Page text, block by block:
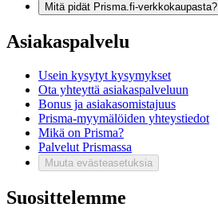
Mitä pidät Prisma.fi-verkkokaupasta?
Asiakaspalvelu
Usein kysytyt kysymykset
Ota yhteyttä asiakaspalveluun
Bonus ja asiakasomistajuus
Prisma-myymälöiden yhteystiedot
Mikä on Prisma?
Palvelut Prismassa
Muuta evästeasetuksia
Suosittelemme